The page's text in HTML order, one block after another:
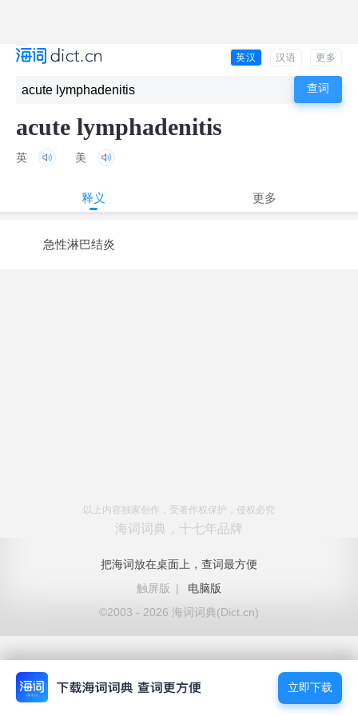
英汉 汉语 更多
acute lymphadenitis
英 美
释义 更多
急性淋巴结炎
以上内容独家创作，受著作权保护，侵权必究
海词词典，十七年品牌
把海词放在桌面上，查词最方便
触屏版
|
电脑版
©2003 - 2026 海词词典(Dict.cn)
立即下载
立即下载